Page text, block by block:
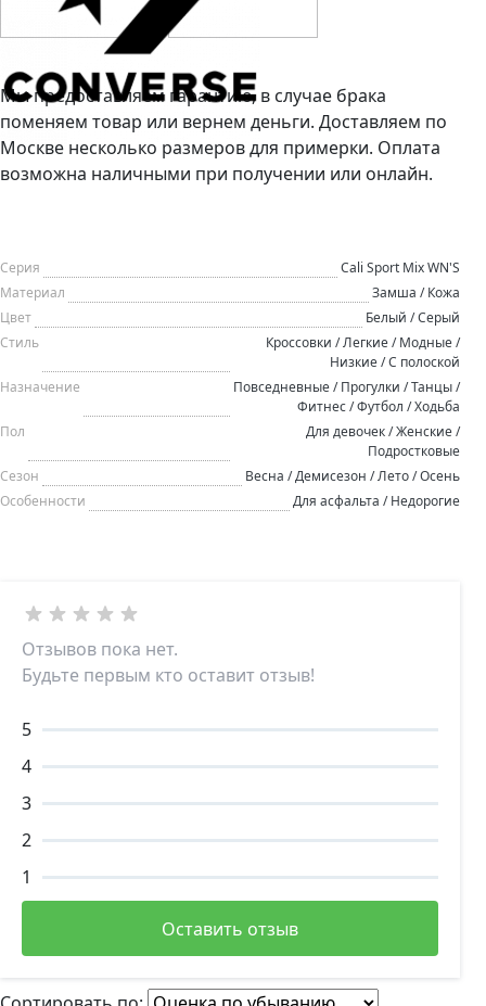
Мы предоставляем гарантию, в случае брака
поменяем товар или вернем деньги. Доставляем по
Москве несколько размеров для примерки. Оплата
возможна наличными при получении или онлайн.
Серия
Cali Sport Mix WN'S
Материал
Замша / Кожа
Цвет
Белый / Серый
Стиль
Кроссовки / Легкие / Модные /
Низкие / С полоской
Назначение
Повседневные / Прогулки / Танцы /
Фитнес / Футбол / Ходьба
Пол
Для девочек / Женские /
Подростковые
Сезон
Весна / Демисезон / Лето / Осень
Особенности
Для асфальта / Недорогие
Отзывов пока нет.
Будьте первым кто оставит отзыв!
5
4
3
2
1
Оставить отзыв